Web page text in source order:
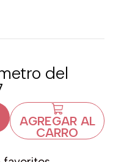
del
AGREGAR AL
CARRO